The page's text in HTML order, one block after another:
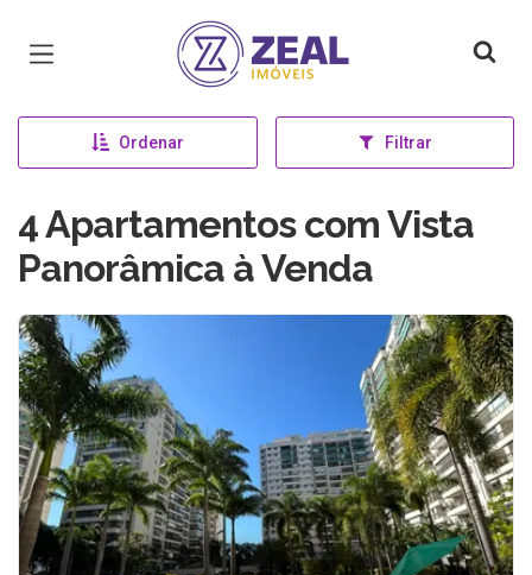
Página inicial
Ordenar Filtrar
4 Apartamentos com Vista
Panorâmica à Venda